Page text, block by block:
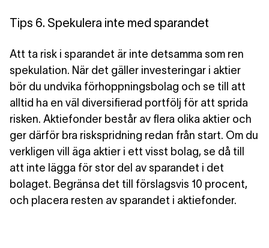
Tips 6. Spekulera inte med sparandet
Att ta risk i sparandet är inte detsamma som ren
spekulation. När det gäller investeringar i aktier
bör du undvika förhoppningsbolag och se till att
alltid ha en väl diversifierad portfölj för att sprida
risken. Aktiefonder består av flera olika aktier och
ger därför bra riskspridning redan från start. Om du
verkligen vill äga aktier i ett visst bolag, se då till
att inte lägga för stor del av sparandet i det
bolaget. Begränsa det till förslagsvis 10 procent,
och placera resten av sparandet i aktiefonder.